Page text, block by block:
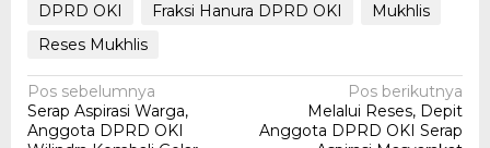
DPRD OKI Fraksi Hanura DPRD OKI
Mukhlis
Reses Mukhlis
Navigasi
pos
Pos sebelumnya
Serap Aspirasi Warga,
Anggota DPRD OKI
Pos berikutnya
Melalui Reses, Depit
Anggota DPRD OKI Serap